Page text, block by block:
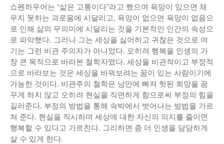
쇼펜하우어는 “삶은 고통이다”라고 했으며 욕망이 있으면 채
우지 못하는 괴로움에 시달리고, 욕망이 없으면 욕망이 없음으
로 인해 삶의 무의미에 시달리는 것을 기본적인 인간의 속성으
로 파악했다. 그러나 그는 세상을 싫어하고 귀찮은 것으로 여
기는 그런 비관 주의자가 아니었다. 오히려 행복을 인생의 가
장 큰 목적으로 바라본 철학자였다. 세상을 비관적이고 부정적
으로 바라보는 것은 세상을 바꿔보려는 꿈이 있는 사람이기에
가능한 것이다. 비관주의 철학은 낭만에 빠져 헛된 희망을 꿈
꾸게 하지 않고 오히려 현실을 직면하게 함으로써 부정의 힘을
길러준다. 부정의 방법을 통해 속박에서 벗어나는 방법을 가르
쳐 준다. 현실을 직시하며 세상에 대한 자신의 의지를 줄이면
행복할 수 있다고 가르친다. 그리하면 좀 더 인생을 담담하게
살 수 있게 한다.